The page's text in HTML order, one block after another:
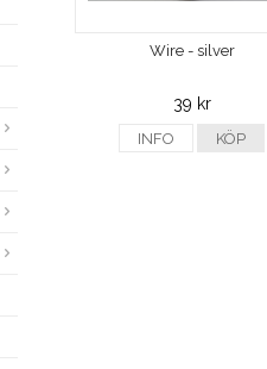
Wire - silver
39 kr
INFO KÖP